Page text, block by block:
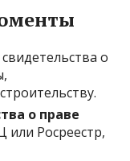
свидетельства о
о праве
Росреестр,